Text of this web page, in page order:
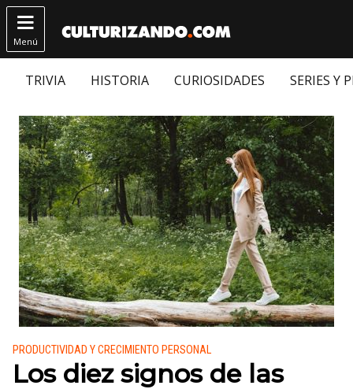

Menú
TRIVIA HISTORIA CURIOSIDADES SERIES Y
Publicado en:
PRODUCTIVIDAD Y CRECIMIENTO PERSONAL
Los diez signos de las